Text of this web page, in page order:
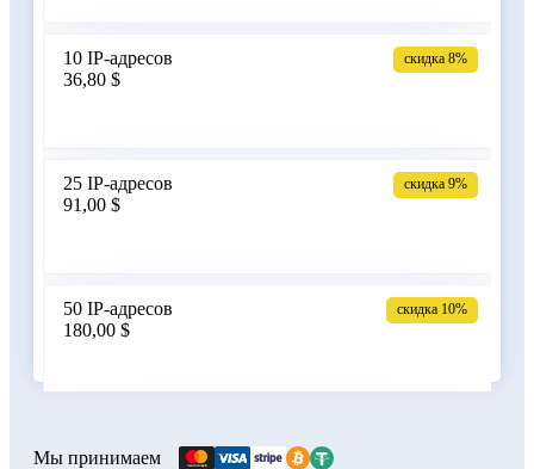
10 IP-адресов
36,80 $
скидка 8%
25 IP-адресов
91,00 $
скидка 9%
50 IP-адресов
180,00 $
скидка 10%
356,00 $
Мы принимаем